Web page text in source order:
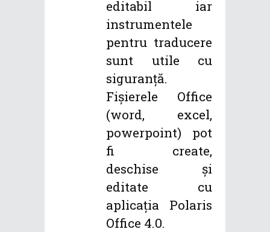
editabil iar
instrumentele
pentru traducere
sunt utile cu
siguranță.
Fișierele Office
(word, excel,
powerpoint) pot
fi create,
deschise și
editate cu
aplicația Polaris
Office 4.0.